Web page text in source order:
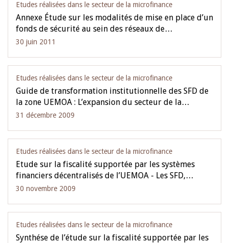
Etudes réalisées dans le secteur de la microfinance
Annexe Étude sur les modalités de mise en place d’un
fonds de sécurité au sein des réseaux de…
30 juin 2011
Etudes réalisées dans le secteur de la microfinance
Guide de transformation institutionnelle des SFD de
la zone UEMOA : L’expansion du secteur de la…
31 décembre 2009
Etudes réalisées dans le secteur de la microfinance
Etude sur la fiscalité supportée par les systèmes
financiers décentralisés de l’UEMOA - Les SFD,…
30 novembre 2009
Etudes réalisées dans le secteur de la microfinance
Synthése de l’étude sur la fiscalité supportée par les